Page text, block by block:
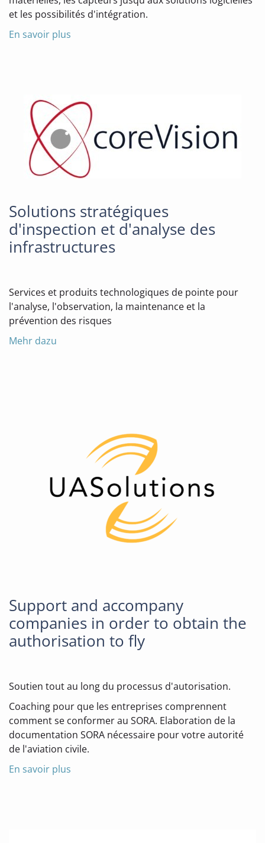
et les possibilités d'intégration.
En savoir plus
Solutions stratégiques
d'inspection et d'analyse des
infrastructures
Services et produits technologiques de pointe pour
l'analyse, l'observation, la maintenance et la
prévention des risques
Mehr dazu
Support and accompany
companies in order to obtain the
authorisation to fly
Soutien tout au long du processus d'autorisation.
Coaching pour que les entreprises comprennent
comment se conformer au SORA. Elaboration de la
documentation SORA nécessaire pour votre autorité
de l'aviation civile.
En savoir plus